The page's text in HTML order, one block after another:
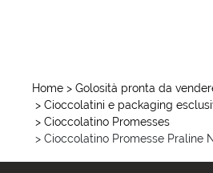
Home > Golosità pronta da
> Cioccolatini e packaging
> Cioccolatino Promesses
> Cioccolatino Promesse Praline